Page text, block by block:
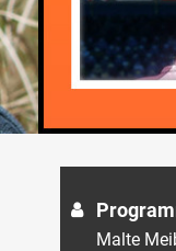
Malte